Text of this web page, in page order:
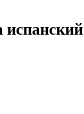
испанский